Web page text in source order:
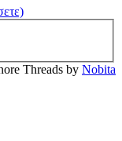
Threads by Nobita